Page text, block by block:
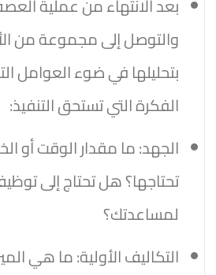
بعد الانتهاء من عملية
والتوصل إلى مجموعة من
بتحليلها في ضوء العوامل
الفكرة التي تستحق التنفيذ:
الجهد: ما مقدار الوقت أو
تحتاجها؟ هل تحتاج إلى
لمساعدتك؟
التكاليف الأولية: ما هي